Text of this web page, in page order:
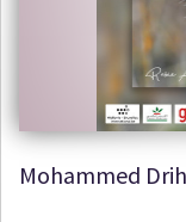
Mohammed